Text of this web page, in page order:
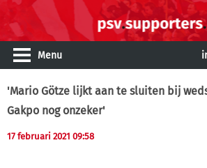
Menu
'Mario Götze lijkt aan te sluiten bij
Gakpo nog onzeker'
17 februari 2021 09:58